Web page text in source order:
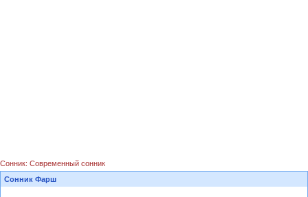
Сонник: Современный сонник
Сонник Фарш